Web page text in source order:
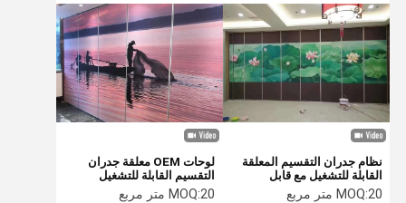
نظام جدران التقسيم المعلقة
القابلة للتشغيل مع قابل
للسحب بالكامل
MOQ:20 متر مربع
لوحات OEM معلقة جدران
التقسيم القابلة للتشغيل
MOQ:20 متر مربع